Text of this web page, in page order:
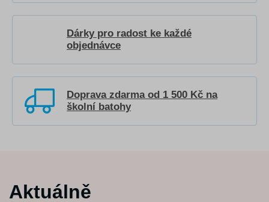
Dárky pro radost ke každé
objednávce
Doprava zdarma od 1 500 Kč na
školní batohy
Aktuálně